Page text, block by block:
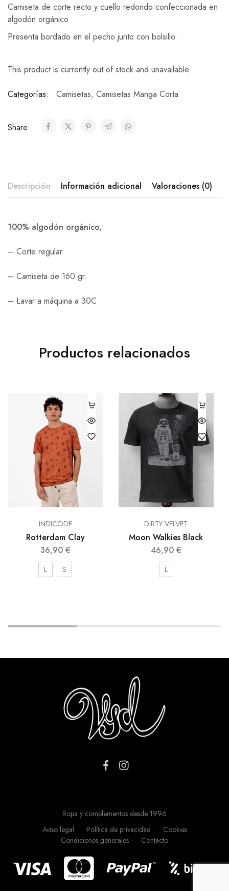
Camiseta de corte recto y cuello redondo confeccionada en
algodón orgánico
Presenta bordado en el pecho junto con bolsillo.
This product is currently out of stock and unavailable.
Categorías: Camisetas, Camisetas Manga Corta
Share:
Descripción Información adicional Valoraciones (0)
100% algodón orgánico,
– Corte regular
– Camiseta de 160 gr.
– Lavar a máquina a 30C
Productos relacionados
INDICODE
Rotterdam Clay
36,90 €
L S
DIRTY VELVET
Moon Walkies Black
46,90 €
L
Ropa y complementos desde 1996
Aviso legal
Política de privacidad
Cookies
Condiciones generales
Contacto